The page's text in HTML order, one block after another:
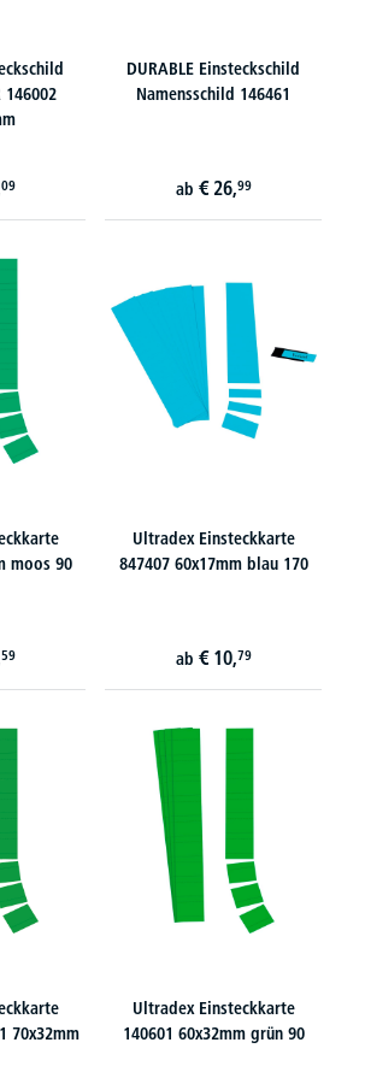
146002
09
DURABLE Einsteckschild
Namensschild 146461
ab € 26,99
moos 90
59
Ultradex Einsteckkarte
847407 60x17mm blau 170
ab € 10,79
70x32mm
Ultradex Einsteckkarte
140601 60x32mm grün 90